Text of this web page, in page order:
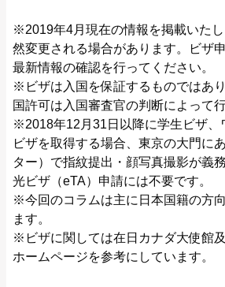
※2019年4月現在の情報を掲載いた
然変更される場合があります。ビザ
最新情報の確認を行ってください。
※ビザは入国を保証するものではあ
国許可は入国審査官の判断によって
※2018年12月31日以降に学生ビザ、
ビザを取得する場合、東京の大門に
ター）で指紋提出・顔写真撮影が義
光ビザ（eTA）申請には不要です。
※今回のコラムは主に日本国籍の方
ます。
※ビザに関しては在日カナダ大使館
ホームページを参考にしています。